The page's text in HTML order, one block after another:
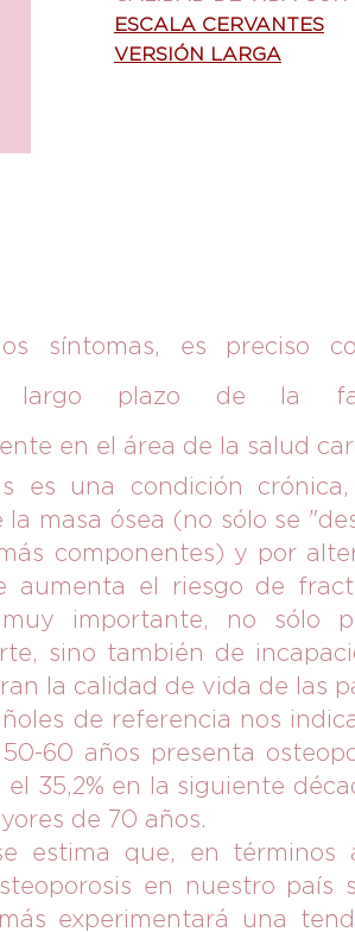
ESCALA CERVANTES
VERSIÓN LARGA
síntomas, es preciso
largo plazo de la
en el área de la salud
es una condición
masa ósea (no sólo se
componentes) y por
aumenta el riesgo de
muy importante, no sólo
sino también de
la calidad de vida de las
de referencia nos
60 años presenta
35,2% en la siguiente
de 70 años.
estima que, en términos
en nuestro país
experimentará una